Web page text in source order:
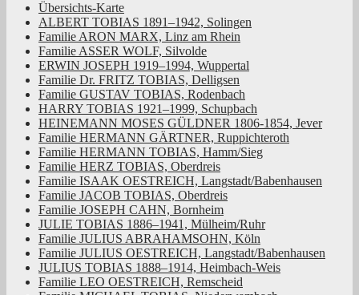
Übersichts-Karte
ALBERT TOBIAS 1891–1942, Solingen
Familie ARON MARX, Linz am Rhein
Familie ASSER WOLF, Silvolde
ERWIN JOSEPH 1919–1994, Wuppertal
Familie Dr. FRITZ TOBIAS, Delligsen
Familie GUSTAV TOBIAS, Rodenbach
HARRY TOBIAS 1921–1999, Schupbach
HEINEMANN MOSES GÜLDNER 1806-1854, Jever
Familie HERMANN GÄRTNER, Ruppichteroth
Familie HERMANN TOBIAS, Hamm/Sieg
Familie HERZ TOBIAS, Oberdreis
Familie ISAAK OESTREICH, Langstadt/Babenhausen
Familie JACOB TOBIAS, Oberdreis
Familie JOSEPH CAHN, Bornheim
JULIE TOBIAS 1886–1941, Mülheim/Ruhr
Familie JULIUS ABRAHAMSOHN, Köln
Familie JULIUS OESTREICH, Langstadt/Babenhausen
JULIUS TOBIAS 1888–1914, Heimbach-Weis
Familie LEO OESTREICH, Remscheid